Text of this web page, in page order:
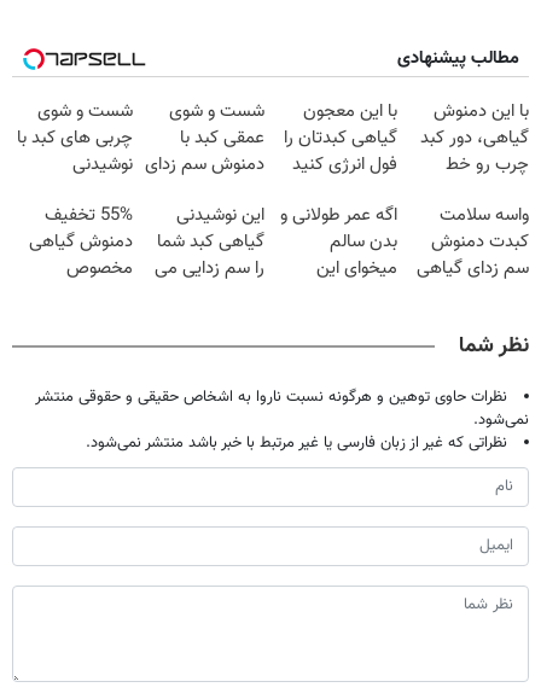
مطالب پیشنهادی
با این دمنوش
گیاهی، دور کبد
چرب رو خط
با این معجون
گیاهی کبدتان را
فول انرژی کنید
شست و شوی
عمقی کبد با
دمنوش سم زدای
شست و شوی
چربی های کبد با
نوشیدنی
واسه سلامت
کبدت دمنوش
سم زدای گیاهی
تخفیف)
اگه عمر طولانی و
بدن سالم
میخوای این
این نوشیدنی
گیاهی کبد شما
را سم زدایی می
55% تخفیف
دمنوش گیاهی
مخصوص
نظر شما
نظرات حاوی توهین و هرگونه نسبت ناروا به اشخاص حقیقی و حقوقی منتشر
نمی‌شود.
نظراتی که غیر از زبان فارسی یا غیر مرتبط با خبر باشد منتشر نمی‌شود.